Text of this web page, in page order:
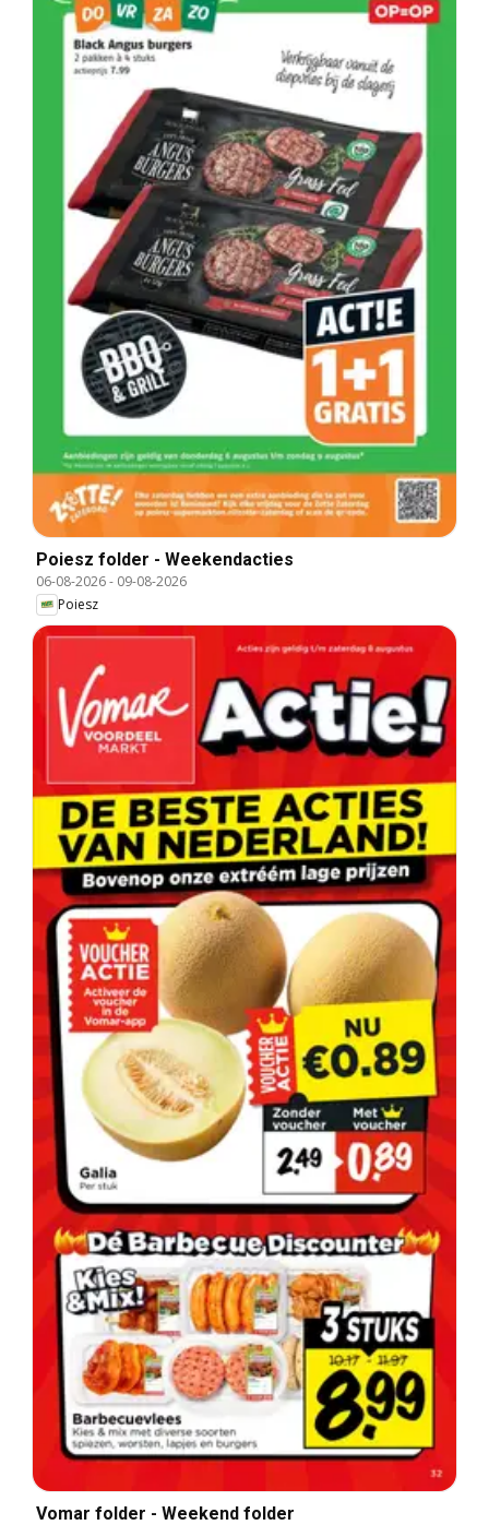
Poiesz folder - Weekendacties
06-08-2026- 09-08-2026
Poiesz
Vomar folder - Weekend folder